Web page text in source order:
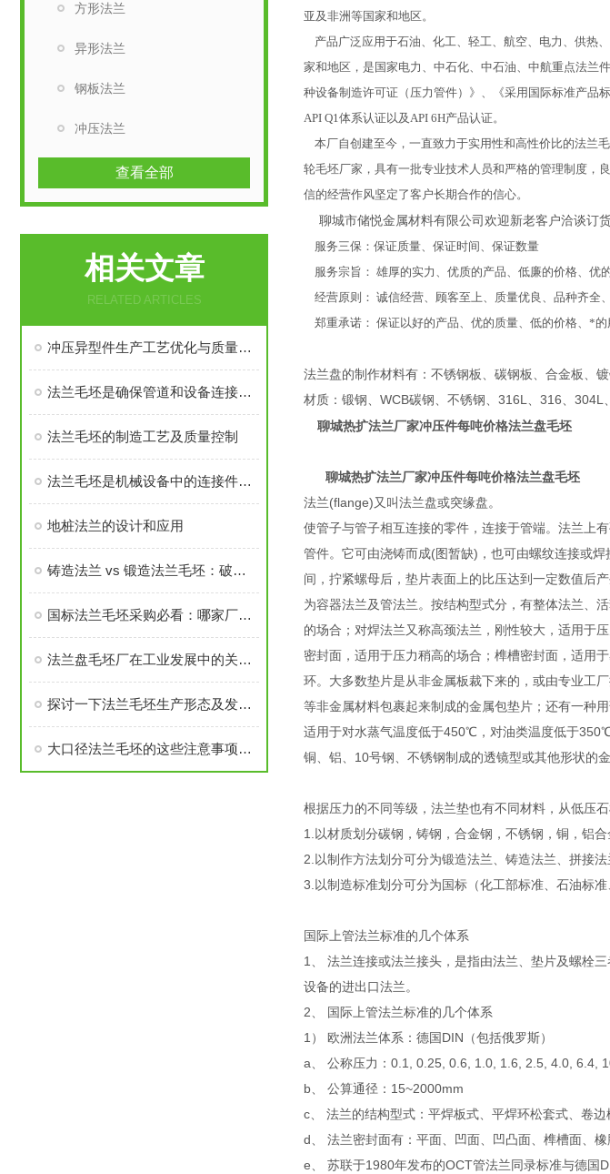
亚及非洲等国家和地区。
产品广泛应用于石油、化工、轻工、航空、电力、供热
家和地区，是国家电力、中石化、中石油、中航重点法兰
种设备制造许可证（压力管件）》、《采用国际标准产品
API Q1体系认证以及API 6H产品认证。
本厂自创建至今，一直致力于实用性和高性价比的法兰
轮毛坯厂家，具有一批专业技术人员和严格的管理制度，
信的经营作风坚定了客户长期合作的信心。
聊城市储悦金属材料有限公司欢迎新老客户洽谈订货
服务三保：保证质量、保证时间、保证数量
服务宗旨： 雄厚的实力、优质的产品、低廉的价格、优的
经营原则： 诚信经营、顾客至上、质量优良、品种齐全、
郑重承诺： 保证以好的产品、优的质量、低的价格、*的
法兰盘的制作材料有：不锈钢板、碳钢板、合金板、
材质：锻钢、WCB碳钢、不锈钢、316L、316、304L
聊城热扩法兰厂家冲压件每吨价格法兰盘毛坯
聊城热扩法兰厂家冲压件每吨价格法兰盘毛坯
法兰(flange)又叫法兰盘或突缘盘。
使管子与管子相互连接的零件，连接于管端。法兰上
管件。它可由浇铸而成(图暂缺)，也可由螺纹连接或
间，拧紧螺母后，垫片表面上的比压达到一定数值后
为容器法兰及管法兰。按结构型式分，有整体法兰、
的场合；对焊法兰又称高颈法兰，刚性较大，适用于
密封面，适用于压力稍高的场合；榫槽密封面，适用
环。大多数垫片是从非金属板裁下来的，或由专业工
等非金属材料包裹起来制成的金属包垫片；还有一种
适用于对水蒸气温度低于450℃，对油类温度低于
铜、铝、10号钢、不锈钢制成的透镜型或其他形状的
根据压力的不同等级，法兰垫也有不同材料，从低压
1.以材质划分碳钢，铸钢，合金钢，不锈钢，铜，铝合
2.以制作方法划分可分为锻造法兰、铸造法兰、拼接
3.以制造标准划分可分为国标（化工部标准、石油标
国际上管法兰标准的几个体系
1、 法兰连接或法兰接头，是指由法兰、垫片及螺栓
设备的进出口法兰。
2、 国际上管法兰标准的几个体系
1） 欧洲法兰体系：德国DIN（包括俄罗斯）
a、 公称压力：0.1, 0.25, 0.6, 1.0, 1.6, 2.5, 4.0, 6.4,
b、 公算通径：15~2000mm
c、 法兰的结构型式：平焊板式、平焊环松套式、卷
d、 法兰密封面有：平面、凹面、凹凸面、榫槽面、
e、 苏联于1980年发布的OCT管法兰同录标准与德国
方形法兰
异形法兰
钢板法兰
冲压法兰
查看全部
相关文章
RELATED ARTICLES
冲压异型件生产工艺优化与质量控制
法兰毛坯是确保管道和设备连接密封性、承载力的基础
法兰毛坯的制造工艺及质量控制
法兰毛坯是机械设备中的连接件之一
地桩法兰的设计和应用
铸造法兰 vs 锻造法兰毛坯：破坏性测试告诉你谁更耐用
国标法兰毛坯采购必看：哪家厂家的售后与口碑经得起考验？
法兰盘毛坯厂在工业发展中的关键角色
探讨一下法兰毛坯生产形态及发展前景
大口径法兰毛坯的这些注意事项要了解